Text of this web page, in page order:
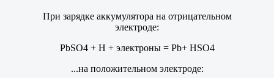
При зарядке аккумулятора на отрицательном
электроде:
РbSO4 + Н + электроны = Рb+ HSO4
...на положительном электроде: